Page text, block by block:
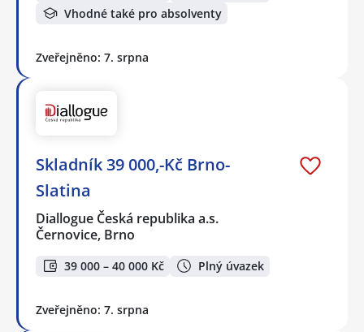
Vhodné také pro absolventy
Zveřejněno: 7. srpna
Skladník 39 000,-Kč Brno-
Slatina
Diallogue Česká republika a.s.
Černovice, Brno
39 000 – 40 000 Kč Plný úvazek
Zveřejněno: 7. srpna